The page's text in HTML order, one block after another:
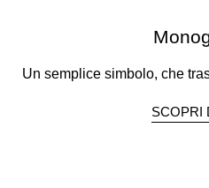
Un semplice simbolo, che
SCOPRI